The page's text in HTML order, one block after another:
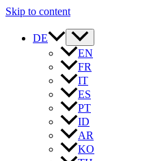
Skip to content
DE
EN
FR
IT
ES
PT
ID
AR
KO